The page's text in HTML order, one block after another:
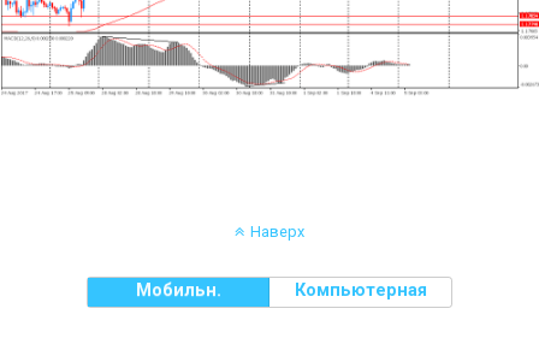
Наверх
Мобильн. Компьютерная